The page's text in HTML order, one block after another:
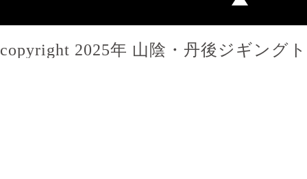
copyright 2025年 山陰・丹後ジギング